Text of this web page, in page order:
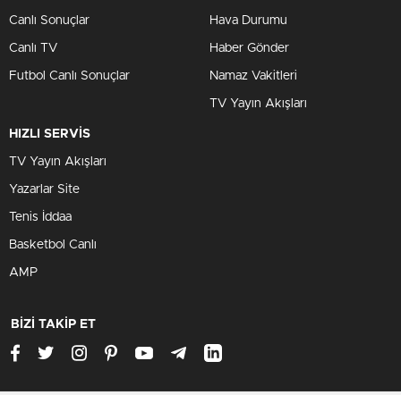
Canlı Sonuçlar
Canlı TV
Futbol Canlı Sonuçlar
Hava Durumu
Haber Gönder
Namaz Vakitleri
TV Yayın Akışları
HIZLI SERVİS
TV Yayın Akışları
Yazarlar Site
Tenis İddaa
Basketbol Canlı
AMP
BİZİ TAKİP ET